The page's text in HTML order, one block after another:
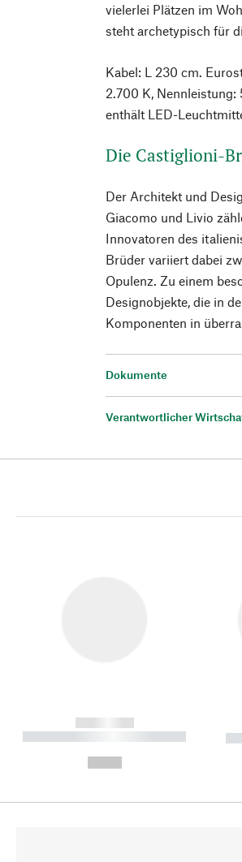
vielerlei Plätzen im
steht archetypisch für
Kabel: L 230 cm.
2.700 K, Nennleistung:
enthält LED-
Die Castiglioni-
Der Architekt und
Giacomo und Livio
Innovatoren des
Brüder variiert dabei
Opulenz. Zu einem
Designobjekte, die in
Komponenten in
Dokumente
Verantwortlicher
------------
----------- ----------- ----------